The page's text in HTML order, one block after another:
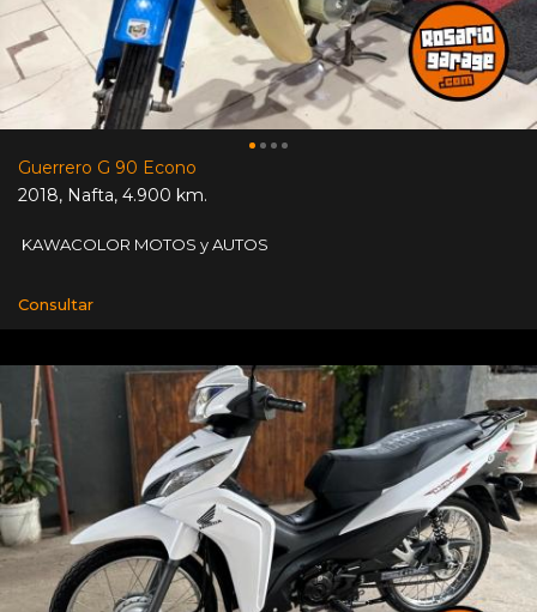
Guerrero G 90 Econo
2018, Nafta, 4.900 km.
KAWACOLOR MOTOS y AUTOS
Consultar